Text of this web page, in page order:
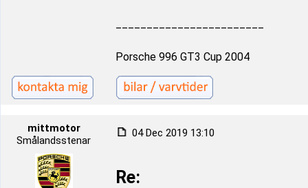
Porsche 996 GT3 Cup 2004
mittmotor
Smålandsstenar
04 Dec 2019 13:10
Re: